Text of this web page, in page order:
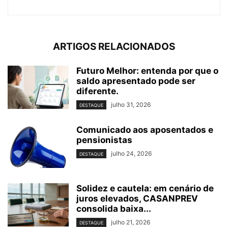
ARTIGOS RELACIONADOS
Futuro Melhor: entenda por que o
saldo apresentado pode ser
diferente.
DESTAQUE julho 31, 2026
Comunicado aos aposentados e
pensionistas
DESTAQUE julho 24, 2026
Solidez e cautela: em cenário de
juros elevados, CASANPREV
consolida baixa...
DESTAQUE julho 21, 2026